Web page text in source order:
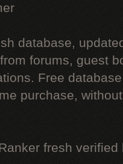
database,
forums, guest
Free
purchase,
fresh verified